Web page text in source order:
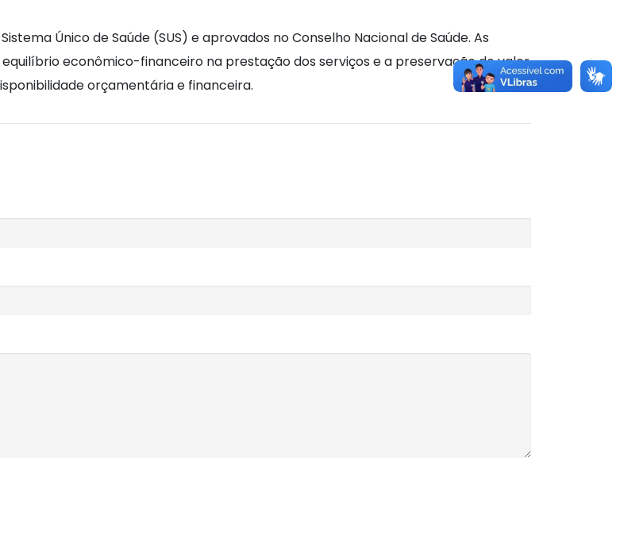
Único de Saúde (SUS) e aprovados no Conselho Nacional de Saúde. As
econômico-financeiro na prestação dos serviços e a preservação do valor
orçamentária e financeira.